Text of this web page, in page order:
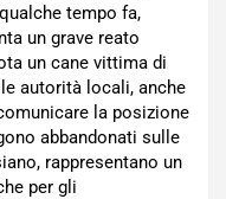
tempo fa,
un grave reato
un cane vittima di
autorità locali, anche
la posizione
abbandonati sulle
rappresentano un
per gli